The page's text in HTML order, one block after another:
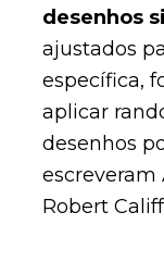
desenhos
ajustados
específica,
aplicar
desenhos
escreveram
Robert